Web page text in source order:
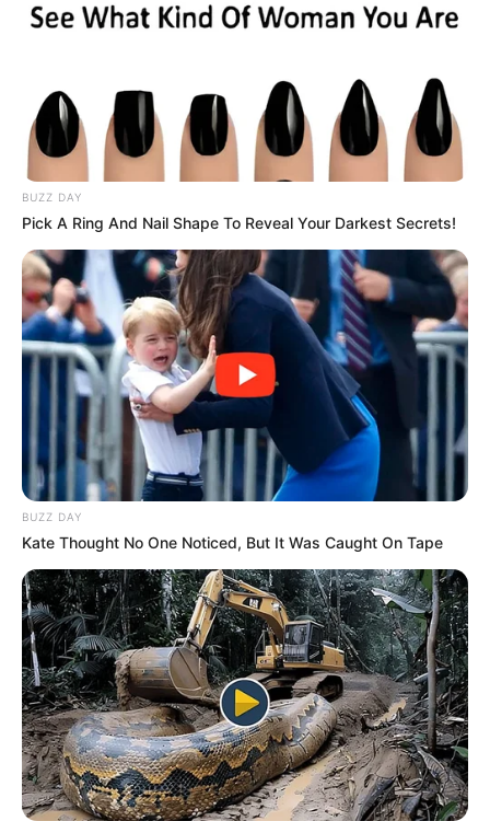
BUZZ DAY
Pick A Ring And Nail Shape To Reveal Your Darkest Secrets!
BUZZ DAY
Kate Thought No One Noticed, But It Was Caught On Tape